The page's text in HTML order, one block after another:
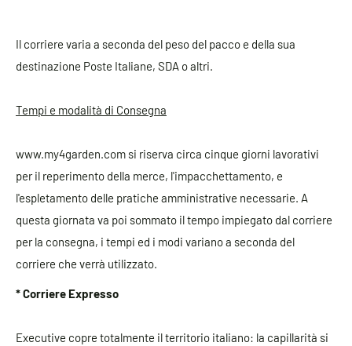
Il corriere varia a seconda del peso del pacco e della sua
destinazione Poste Italiane, SDA o altri.
Tempi e modalità di Consegna
www.my4garden.com si riserva circa cinque giorni lavorativi
per il reperimento della merce, l'impacchettamento, e
l'espletamento delle pratiche amministrative necessarie. A
questa giornata va poi sommato il tempo impiegato dal corriere
per la consegna, i tempi ed i modi variano a seconda del
corriere che verrà utilizzato.
* Corriere Expresso
Executive copre totalmente il territorio italiano: la capillarità si